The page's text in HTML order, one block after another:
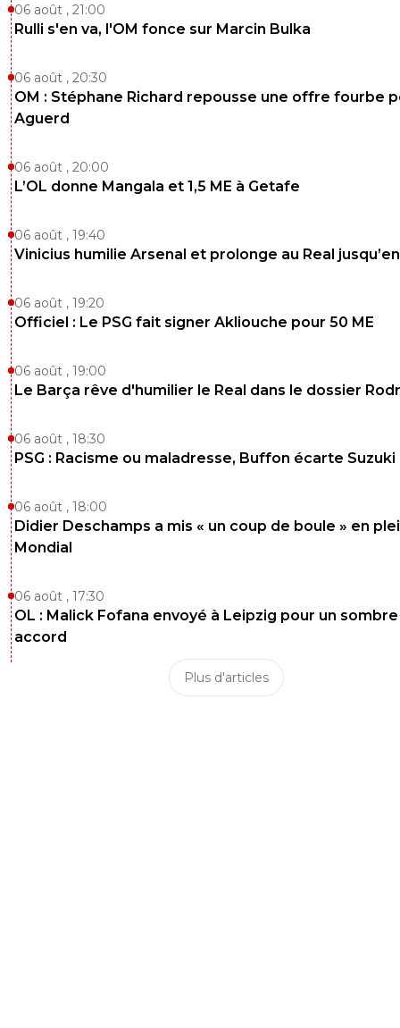
06 août , 21:00
Rulli s'en va, l'OM fonce sur Marcin Bulka
06 août , 20:30
OM : Stéphane Richard repousse une offre fourbe
Aguerd
06 août , 20:00
L’OL donne Mangala et 1,5 ME à Getafe
06 août , 19:40
Vinicius humilie Arsenal et prolonge au Real
06 août , 19:20
Officiel : Le PSG fait signer Akliouche pour 50 ME
06 août , 19:00
Le Barça rêve d'humilier le Real dans le dossier
06 août , 18:30
PSG : Racisme ou maladresse, Buffon écarte Suzuki
06 août , 18:00
Didier Deschamps a mis « un coup de boule » en
Mondial
06 août , 17:30
OL : Malick Fofana envoyé à Leipzig pour un sombre
accord
Plus d'articles